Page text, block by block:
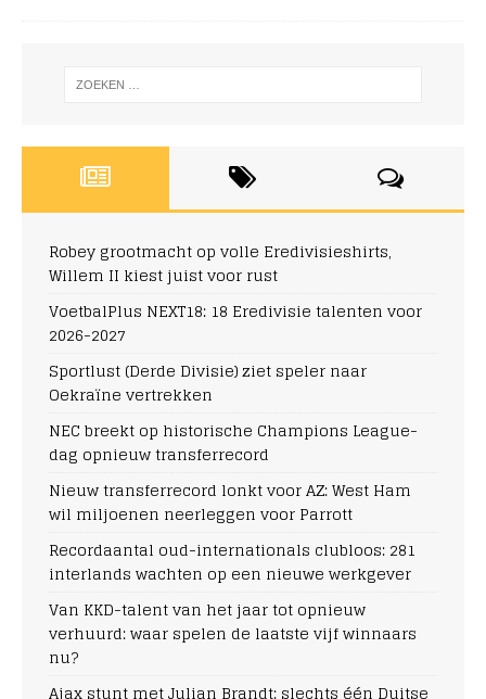
Robey grootmacht op volle Eredivisieshirts,
Willem II kiest juist voor rust
VoetbalPlus NEXT18: 18 Eredivisie talenten voor
2026-2027
Sportlust (Derde Divisie) ziet speler naar
Oekraïne vertrekken
NEC breekt op historische Champions League-
dag opnieuw transferrecord
Nieuw transferrecord lonkt voor AZ: West Ham
wil miljoenen neerleggen voor Parrott
Recordaantal oud-internationals clubloos: 281
interlands wachten op een nieuwe werkgever
Van KKD-talent van het jaar tot opnieuw
verhuurd: waar spelen de laatste vijf winnaars
nu?
Ajax stunt met Julian Brandt: slechts één Duitse